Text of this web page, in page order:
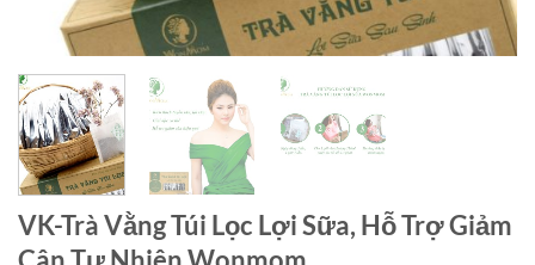
VK-Trà Vằng Túi Lọc Lợi Sữa, Hỗ Trợ Giảm